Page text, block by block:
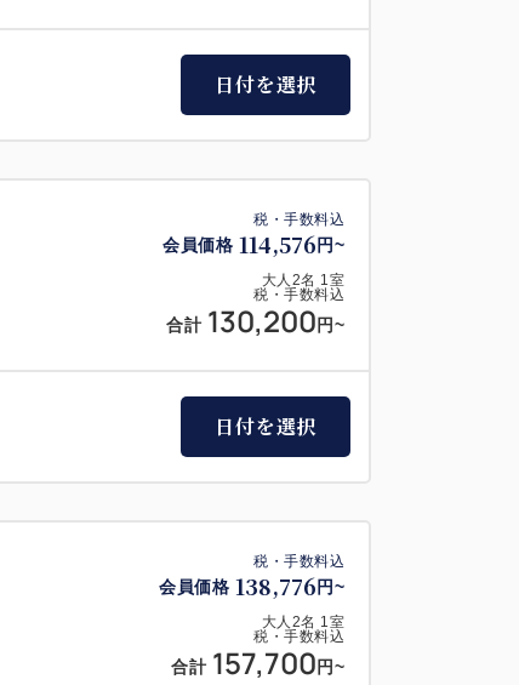
日付を選択
税・手数料込
会員価格 114,576 円~
大人 2名 1室
税・手数料込
合計 130,200 円~
日付を選択
税・手数料込
会員価格 138,776 円~
大人 2名 1室
税・手数料込
合計 157,700 円~